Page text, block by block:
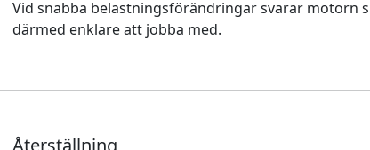
Vid snabba belastningsförändringar svarar motorn
därmed enklare att jobba med.